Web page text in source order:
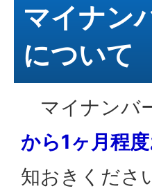
マイナン
について
マイナンバ
から1ヶ月程
知おきくださ